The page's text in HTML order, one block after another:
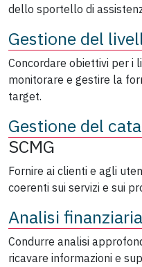
dello sportello di
Gestione del
Concordare obiettivi per i
monitorare e gestire la
target.
Gestione del
SCMG
Fornire ai clienti e agli
coerenti sui servizi e sui
Analisi finanziaria
Condurre analisi
ricavare informazioni e